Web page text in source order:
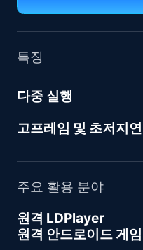
특징
다중 실행
고프레임 및 초저지연
주요 활용 분야
원격 LDPlayer
원격 안드로이드 게임